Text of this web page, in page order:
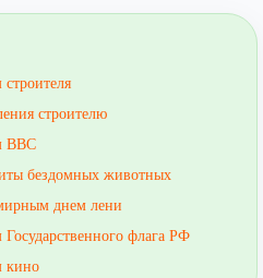
строителю
ВВС
бездомных животных
днем лени
флага РФ
кино